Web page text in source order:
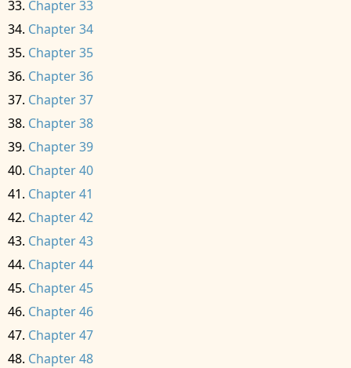
Chapter 33
Chapter 34
Chapter 35
Chapter 36
Chapter 37
Chapter 38
Chapter 39
Chapter 40
Chapter 41
Chapter 42
Chapter 43
Chapter 44
Chapter 45
Chapter 46
Chapter 47
Chapter 48